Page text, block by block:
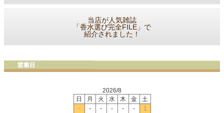
当店が人気雑誌
「香水選び完全FILE」で
紹介されました！
2026/8
日
月 火 水 木 金
土
-
- - - - -
1